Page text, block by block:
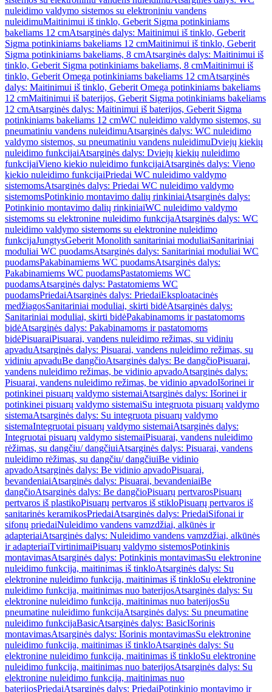
nuleidimo valdymo sistemos su elektroniniu vandens
nuleidimuMaitinimui iš tinklo, Geberit Sigma potinkiniams
bakeliams 12 cmAtsarginės dalys: Maitinimui iš tinklo, Geberit
Sigma potinkiniams bakeliams 12 cmMaitinimui iš tinklo, Geberit
Sigma potinkiniams bakeliams, 8 cmAtsarginės dalys: Maitinimui iš
tinklo, Geberit Sigma potinkiniams bakeliams, 8 cmMaitinimui iš
tinklo, Geberit Omega potinkiniams bakeliams 12 cmAtsarginės
dalys: Maitinimui iš tinklo, Geberit Omega potinkiniams bakeliams
12 cmMaitinimui iš baterijos, Geberit Sigma potinkiniams bakeliams
12 cmAtsarginės dalys: Maitinimui iš baterijos, Geberit Sigma
potinkiniams bakeliams 12 cmWC nuleidimo valdymo sistemos, su
pneumatiniu vandens nuleidimuAtsarginės dalys: WC nuleidimo
valdymo sistemos, su pneumatiniu vandens nuleidimuDviejų kiekių
nuleidimo funkcijaiAtsarginės dalys: Dviejų kiekių nuleidimo
funkcijaiVieno kiekio nuleidimo funkcijaiAtsarginės dalys: Vieno
kiekio nuleidimo funkcijaiPriedai WC nuleidimo valdymo
sistemomsAtsarginės dalys: Priedai WC nuleidimo valdymo
sistemomsPotinkinio montavimo dalių rinkiniaiAtsarginės dalys:
Potinkinio montavimo dalių rinkiniaiWC nuleidimo valdymo
sistemoms su elektronine nuleidimo funkcijaAtsarginės dalys: WC
nuleidimo valdymo sistemoms su elektronine nuleidimo
funkcijaJungtysGeberit Monolith sanitariniai moduliaiSanitariniai
moduliai WC puodamsAtsarginės dalys: Sanitariniai moduliai WC
puodamsPakabinamiems WC puodamsAtsarginės dalys:
Pakabinamiems WC puodamsPastatomiems WC
puodamsAtsarginės dalys: Pastatomiems WC
puodamsPriedaiAtsarginės dalys: PriedaiEksploatacinės
medžiagosSanitariniai moduliai, skirti bidėAtsarginės dalys:
Sanitariniai moduliai, skirti bidėPakabinamoms ir pastatomoms
bidėAtsarginės dalys: Pakabinamoms ir pastatomoms
bidėPisuaraiPisuarai, vandens nuleidimo režimas, su vidiniu
apvaduAtsarginės dalys: Pisuarai, vandens nuleidimo režimas, su
vidiniu apvaduBe dangčioAtsarginės dalys: Be dangčioPisuarai,
vandens nuleidimo režimas, be vidinio apvadoAtsarginės dalys:
Pisuarai, vandens nuleidimo režimas, be vidinio apvadoIšorinei ir
potinkinei pisuarų valdymo sistemaiAtsarginės dalys: Išorinei ir
potinkinei pisuarų valdymo sistemaiSu integruota pisuarų valdymo
sistemaAtsarginės dalys: Su integruota pisuarų valdymo
sistemaIntegruotai pisuarų valdymo sistemaiAtsarginės dalys:
Integruotai pisuarų valdymo sistemaiPisuarai, vandens nuleidimo
rėžimas, su dangčiu/ dangčiuiAtsarginės dalys: Pisuarai, vandens
nuleidimo rėžimas, su dangčiu/ dangčiuiBe vidinio
apvadoAtsarginės dalys: Be vidinio apvadoPisuarai,
bevandeniaiAtsarginės dalys: Pisuarai, bevandeniaiBe
dangčioAtsarginės dalys: Be dangčioPisuarų pertvarosPisuarų
pertvaros iš plastikoPisuarų pertvaros iš stikloPisuarų pertvaros iš
sanitarinės keramikosPriedaiAtsarginės dalys: PriedaiSifonai ir
sifonų priedaiNuleidimo vandens vamzdžiai, alkūnės ir
adapteriaiAtsarginės dalys: Nuleidimo vandens vamzdžiai, alkūnės
ir adapteriaiTvirtinimaiPisuarų valdymo sistemosPotinkinis
montavimasAtsarginės dalys: Potinkinis montavimasSu elektronine
nuleidimo funkcija, maitinimas iš tinkloAtsarginės dalys: Su
elektronine nuleidimo funkcija, maitinimas iš tinkloSu elektronine
nuleidimo funkcija, maitinimas nuo baterijosAtsarginės dalys: Su
elektronine nuleidimo funkcija, maitinimas nuo baterijosSu
pneumatine nuleidimo funkcijaAtsarginės dalys: Su pneumatine
nuleidimo funkcijaBasicAtsarginės dalys: BasicIšorinis
montavimasAtsarginės dalys: Išorinis montavimasSu elektronine
nuleidimo funkcija, maitinimas iš tinkloAtsarginės dalys: Su
elektronine nuleidimo funkcija, maitinimas iš tinkloSu elektronine
nuleidimo funkcija, maitinimas nuo baterijosAtsarginės dalys: Su
elektronine nuleidimo funkcija, maitinimas nuo
baterijosPriedaiAtsarginės dalys: PriedaiPotinkinio montavimo ir